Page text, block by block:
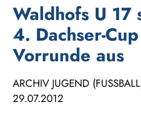
Waldhofs U 17
4. Dachser-
Vorrunde aus
ARCHIV JUGEND
9.07.2012